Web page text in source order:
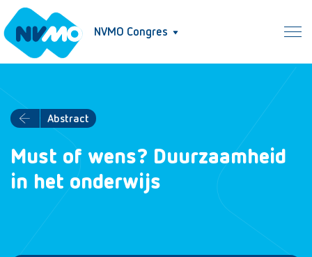
NVMO Congres
Abstract
Must of wens? Duurzaamheid
in het onderwijs